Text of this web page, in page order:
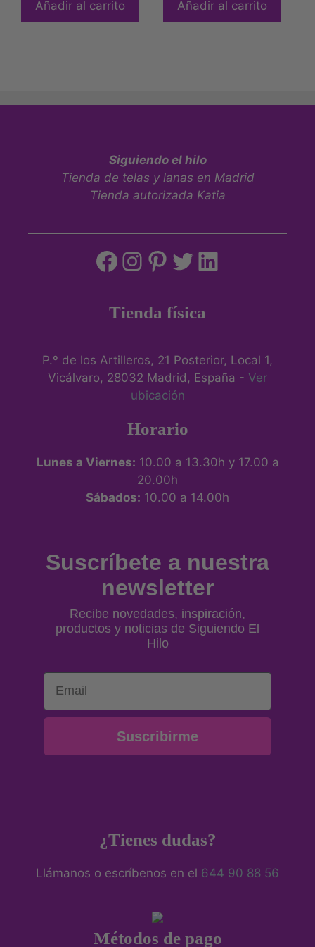
Añadir al carrito Añadir al carrito
Siguiendo el hilo
Tienda de telas y lanas en Madrid
Tienda autorizada Katia
Tienda física
P.º de los Artilleros, 21 Posterior, Local 1,
Vicálvaro, 28032 Madrid, España - Ver
ubicación
Horario
Lunes a Viernes: 10.00 a 13.30h y 17.00 a
20.00h
Sábados: 10.00 a 14.00h
Suscríbete a nuestra
newsletter
Recibe novedades, inspiración,
productos y noticias de Siguiendo El
Hilo
Email
Suscribirme
¿Tienes dudas?
Llámanos o escríbenos en el 644 90 88 56
Métodos de pago